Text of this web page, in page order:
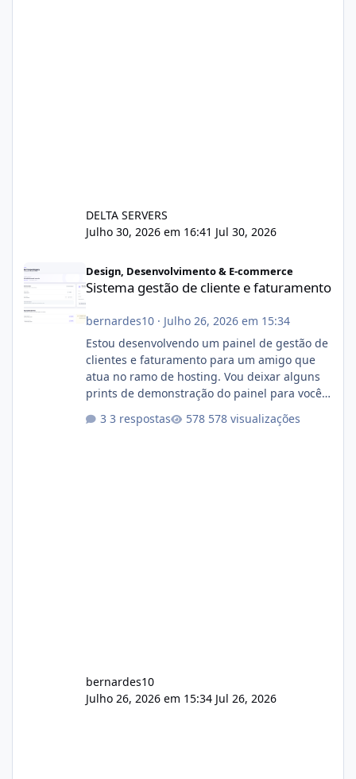
DELTA SERVERS
Julho 30, 2026 em 16:41 Jul 30, 2026
Design, Desenvolvimento & E-commerce
Sistema gestão de cliente e faturamento
bernardes10· Julho 26, 2026 em 15:34
Estou desenvolvendo um painel de gestão de
clientes e faturamento para um amigo que
atua no ramo de hosting. Vou deixar alguns
prints de demonstração do painel para vocês
com cerca de 80% concluído e conta com
3 respostas 578 visualizações
bernardes10
Julho 26, 2026 em 15:34 Jul 26, 2026